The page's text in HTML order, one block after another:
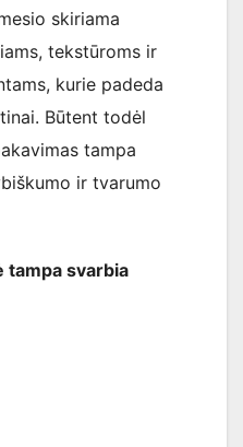
skiriama
tekstūroms ir
kurie padeda
Būtent todėl
tampa
ir tvarumo
tampa svarbia